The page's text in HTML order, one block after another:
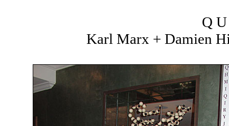
Q
Karl Marx + Damien